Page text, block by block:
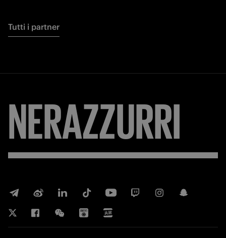
Tutti i partner
NERAZZURRI